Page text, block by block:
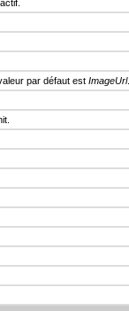
par défaut est ImageUrl.